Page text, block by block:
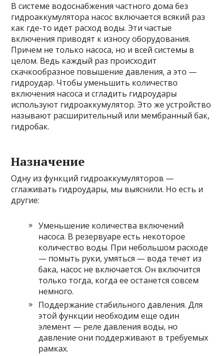
В системе водоснабжения частного дома без
гидроаккумулятора насос включается всякий раз
как где-то идет расход воды. Эти частые
включения приводят к износу оборудования.
Причем не только насоса, но и всей системы в
целом. Ведь каждый раз происходит
скачкообразное повышение давления, а это —
гидроудар. Чтобы уменьшить количество
включения насоса и сгладить гидроудары
используют гидроаккумулятор. Это же устройство
называют расширительный или мембранный бак,
гидробак.
Назначение
Одну из функций гидроаккумуляторов —
сглаживать гидроудары, мы выяснили. Но есть и
другие:
Уменьшение количества включений
насоса. В резервуаре есть некоторое
количество воды. При небольшом расходе
— помыть руки, умяться — вода течет из
бака, насос не включается. Он включится
только тогда, когда ее останется совсем
немного.
Поддержание стабильного давления. Для
этой функции необходим еще один
элемент — реле давления воды, но
давление они поддерживают в требуемых
рамках.